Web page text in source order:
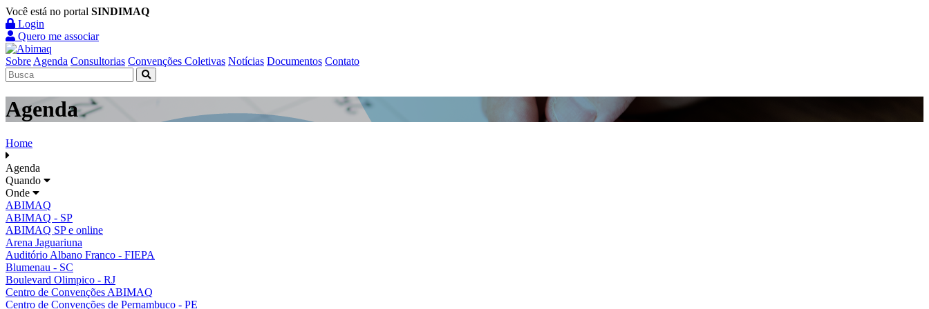
Você está no portal SINDIMAQ
Login
Quero me associar
Sobre Agenda Consultorias Convenções Coletivas Notícias Documentos Contato
Agenda
Home
Agenda
Quando
Onde
ABIMAQ
ABIMAQ - SP
ABIMAQ SP e online
Arena Jaguariuna
Auditório Albano Franco - FIEPA
Blumenau - SC
Boulevard Olimpico - RJ
Centro de Convenções ABIMAQ
Centro de Convenções de Pernambuco - PE